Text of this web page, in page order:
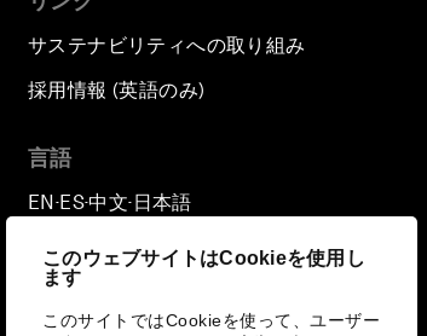
このウェブサイトはCookieを使用し
ます
このサイトではCookieを使って、ユーザー
サステナビリティへの取り組み
採用情報 (英語のみ)
言語
EN ▪ES▪中文▪ 日本語